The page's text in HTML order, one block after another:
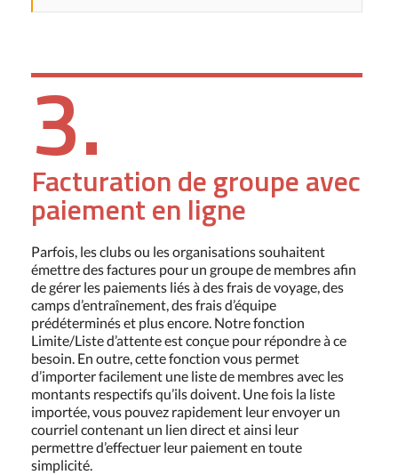
3.
Facturation de groupe avec
paiement en ligne
Parfois, les clubs ou les organisations souhaitent
émettre des factures pour un groupe de membres afin
de gérer les paiements liés à des frais de voyage, des
camps d’entraînement, des frais d’équipe
prédéterminés et plus encore. Notre fonction
Limite/Liste d’attente est conçue pour répondre à ce
besoin. En outre, cette fonction vous permet
d’importer facilement une liste de membres avec les
montants respectifs qu’ils doivent. Une fois la liste
importée, vous pouvez rapidement leur envoyer un
courriel contenant un lien direct et ainsi leur
permettre d’effectuer leur paiement en toute
simplicité.